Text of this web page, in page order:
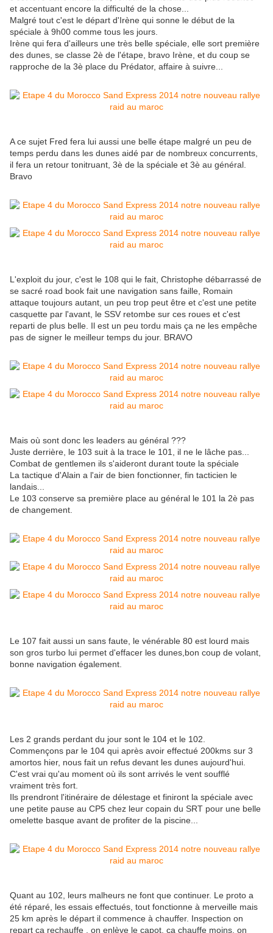
et accentuant encore la difficulté de la chose...
Malgré tout c'est le départ d'Irène qui sonne le début de la
spéciale à 9h00 comme tous les jours.
Irène qui fera d'ailleurs une très belle spéciale, elle sort première
des dunes, se classe 2è de l'étape, bravo Irène, et du coup se
rapproche de la 3è place du Prédator, affaire à suivre...
A ce sujet Fred fera lui aussi une belle étape malgré un peu de
temps perdu dans les dunes aidé par de nombreux concurrents,
il fera un retour tonitruant, 3è de la spéciale et 3è au général.
Bravo
L'exploit du jour, c'est le 108 qui le fait, Christophe débarrassé de
se sacré road book fait une navigation sans faille, Romain
attaque toujours autant, un peu trop peut être et c'est une petite
casquette par l'avant, le SSV retombe sur ces roues et c'est
reparti de plus belle. Il est un peu tordu mais ça ne les empêche
pas de signer le meilleur temps du jour. BRAVO
Mais où sont donc les leaders au général ???
Juste derrière, le 103 suit à la trace le 101, il ne le lâche pas...
Combat de gentlemen ils s'aideront durant toute la spéciale
La tactique d'Alain a l'air de bien fonctionner, fin tacticien le
landais...
Le 103 conserve sa première place au général le 101 la 2è pas
de changement.
Le 107 fait aussi un sans faute, le vénérable 80 est lourd mais
son gros turbo lui permet d'effacer les dunes,bon coup de volant,
bonne navigation également.
Les 2 grands perdant du jour sont le 104 et le 102.
Commençons par le 104 qui après avoir effectué 200kms sur 3
amortos hier, nous fait un refus devant les dunes aujourd'hui.
C'est vrai qu'au moment où ils sont arrivés le vent soufflé
vraiment très fort.
Ils prendront l'itinéraire de délestage et finiront la spéciale avec
une petite pause au CP5 chez leur copain du SRT pour une belle
omelette basque avant de profiter de la piscine...
Quant au 102, leurs malheurs ne font que continuer. Le proto a
été réparé, les essais effectués, tout fonctionne à merveille mais
25 km après le départ il commence à chauffer. Inspection on
repart ça rechauffe , on enlève le capot, ça chauffe moins, on